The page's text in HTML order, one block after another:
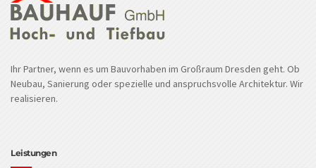
Ihr Partner, wenn es um Bauvorhaben im Großraum Dresden geht. Ob
Neubau, Sanierung oder spezielle und anspruchsvolle Architektur. Wir
realisieren.
Leistungen